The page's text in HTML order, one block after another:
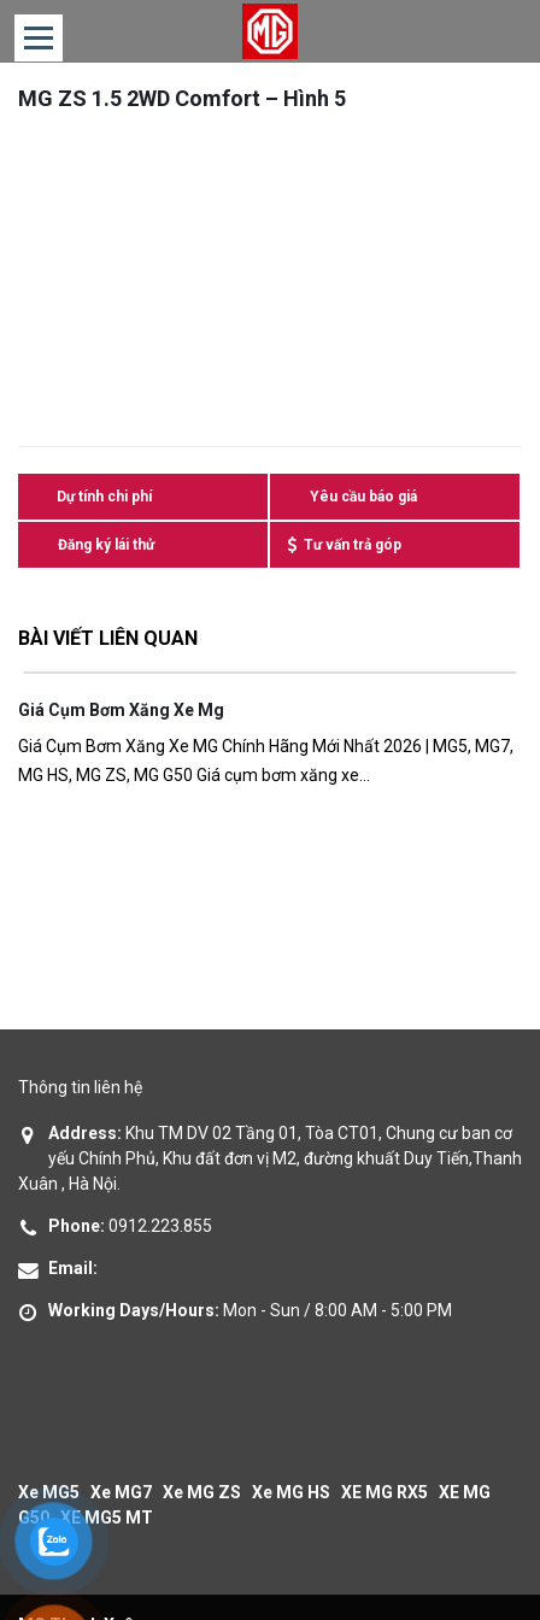
TRANG
MG ZS 1.5 2WD Comfort – Hình 5
Dự tính chi phí Yêu cầu báo giá
Đăng ký lái thử Tư vấn trả góp
BÀI VIẾT LIÊN QUAN
Giá Cụm Bơm Xăng Xe Mg
Giá Cụm Bơm Xăng Xe MG Chính Hãng Mới Nhất 2026 | MG5, MG7,
MG HS, MG ZS, MG G50 Giá cụm bơm xăng xe...
Thông tin liên hệ
Address: Khu TM DV 02 Tầng 01, Tòa CT01, Chung cư ban cơ
yếu Chính Phủ, Khu đất đơn vị M2, đường khuất Duy Tiến,Thanh
Xuân , Hà Nội.
Phone: 0912.223.855
Email:
Working Days/Hours: Mon - Sun / 8:00 AM - 5:00 PM
Xe MG5 Xe MG7 Xe MG ZS Xe MG HS XE MG RX5
XE MG
G50 XE MG5 MT